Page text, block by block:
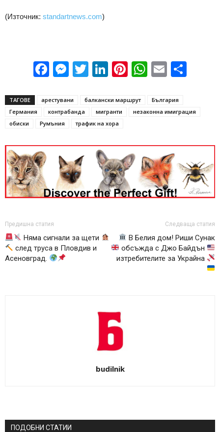
(Източник: standartnews.com)
Facebook
Messenger
Twitter
LinkedIn
Pinterest
WhatsApp
Email
ТАГОВЕ арестувани балкански маршрут
България
Германия
контрабанда мигранти
незаконна имиграция
обиски
Румъния трафик на хора
Предишна статия
Няма сигнали за щети
след труса в Пловдив и
Асеновград.
Следваща статия
В Белия дом! Риши Сунак
обсъжда с Джо Байдън
изтребителите за Украйна
budilnik
ПОДОБНИ СТАТИИ